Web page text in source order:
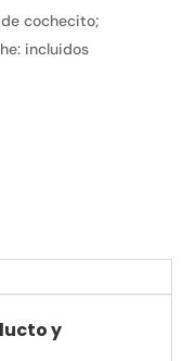
cochecito;
incluidos
y